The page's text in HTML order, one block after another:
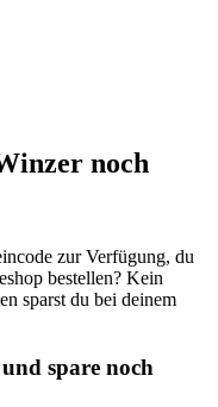
noch
zur Verfügung, du
bestellen? Kein
sparst du bei deinem
spare noch